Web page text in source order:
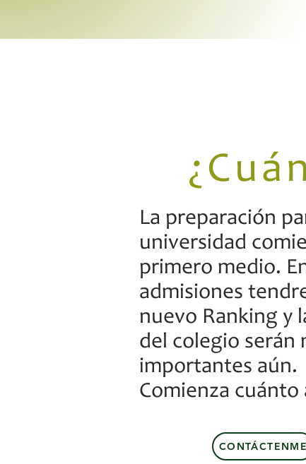
La preparación
universidad
primero medio.
admisiones
nuevo Ranking y
del colegio serán
importantes aún.
Comienza cuánto
CONTÁCTENME